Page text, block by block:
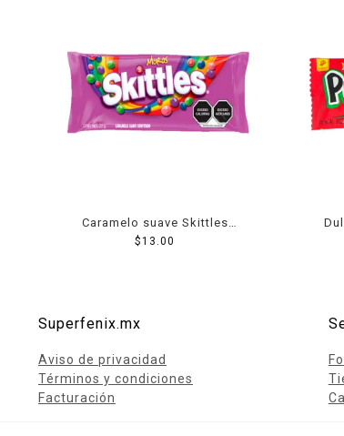
Caramelo suave Skittles
moras 22 g
$13.00
Superfenix.mx
Aviso de privacidad
Términos y condiciones
Facturación